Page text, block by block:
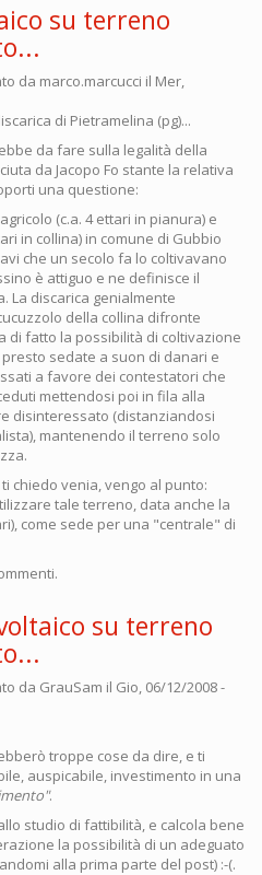
su terreno
da marco.marcucci il Mer,
di Pietramelina (pg)...
da fare sulla legalità della
da Jacopo Fo stante la relativa
una questione:
(c.a. 4 ettari in pianura) e
in collina) in comune di Gubbio
che un secolo fa lo coltivavano
è attiguo e ne definisce il
La discarica genialmente
della collina difronte
di fatto la possibilità di coltivazione
sedate a suon di danari e
a favore dei contestatori che
mettendosi poi in fila alla
disinteressato (distanziandosi
mantenendo il terreno solo
chiedo venia, vengo al punto:
tale terreno, data anche la
come sede per una "centrale" di
su terreno
da GrauSam il Gio, 06/12/2008 -
troppe cose da dire, e ti
auspicabile, investimento in una
.
studio di fattibilità, e calcola bene
la possibilità di un adeguato
alla prima parte del post) :-(.